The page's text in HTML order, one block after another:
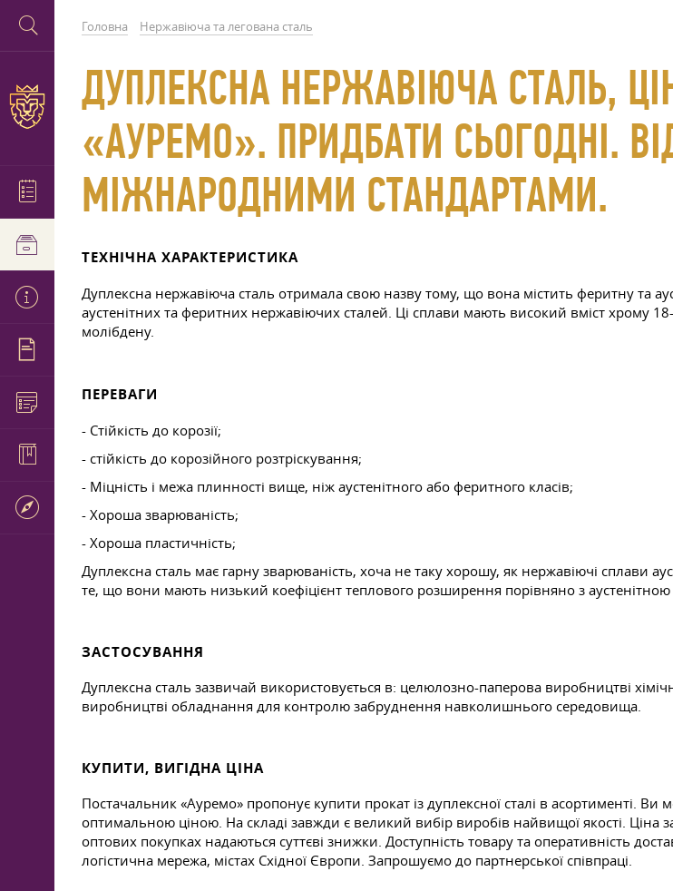
Головна Нержавіюча та легована сталь
ДУПЛЕКСНА НЕРЖАВІЮЧА СТАЛЬ,
«АУРЕМО». ПРИДБАТИ СЬОГОДНІ.
МІЖНАРОДНИМИ СТАНДАРТАМИ.
ТЕХНІЧНА ХАРАКТЕРИСТИКА
Дуплексна нержавіюча сталь отримала свою назву тому, що вона містить феритну та
аустенітних та феритних нержавіючих сталей. Ці сплави мають високий вміст хрому
молібдену.
ПЕРЕВАГИ
- Стійкість до корозії;
- стійкість до корозійного розтріскування;
- Міцність і межа плинності вище, ніж аустенітного або феритного класів;
- Хороша зварюваність;
- Хороша пластичність;
Дуплексна сталь має гарну зварюваність, хоча не таку хорошу, як нержавіючі сплави
те, що вони мають низький коефіцієнт теплового розширення порівняно з аустенітною
ЗАСТОСУВАННЯ
Дуплексна сталь зазвичай використовується в: целюлозно-паперова виробництві
виробництві обладнання для контролю забруднення навколишнього середовища.
КУПИТИ, ВИГІДНА ЦІНА
Постачальник «Ауремо» пропонує купити прокат із дуплексної сталі в асортименті. Ви
оптимальною ціною. На складі завжди є великий вибір виробів найвищої якості. Ціна
оптових покупках надаються суттєві знижки. Доступність товару та оперативність
логістична мережа, містах Східної Європи. Запрошуємо до партнерської співпраці.